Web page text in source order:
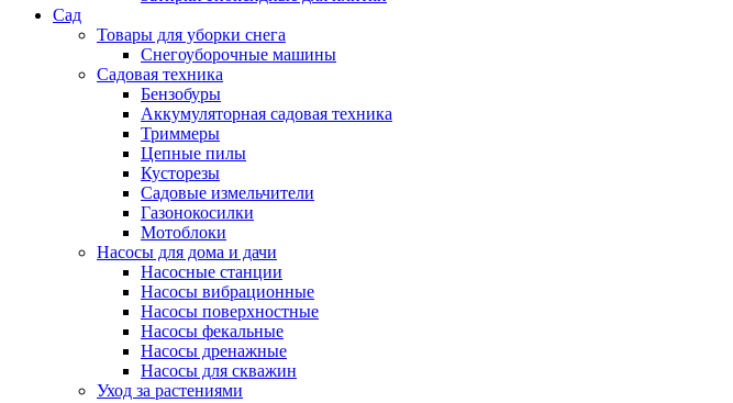
Сад
Товары для уборки снега
Снегоуборочные машины
Садовая техника
Бензобуры
Аккумуляторная садовая техника
Триммеры
Цепные пилы
Кусторезы
Садовые измельчители
Газонокосилки
Мотоблоки
Насосы для дома и дачи
Насосные станции
Насосы вибрационные
Насосы поверхностные
Насосы фекальные
Насосы дренажные
Насосы для скважин
Уход за растениями